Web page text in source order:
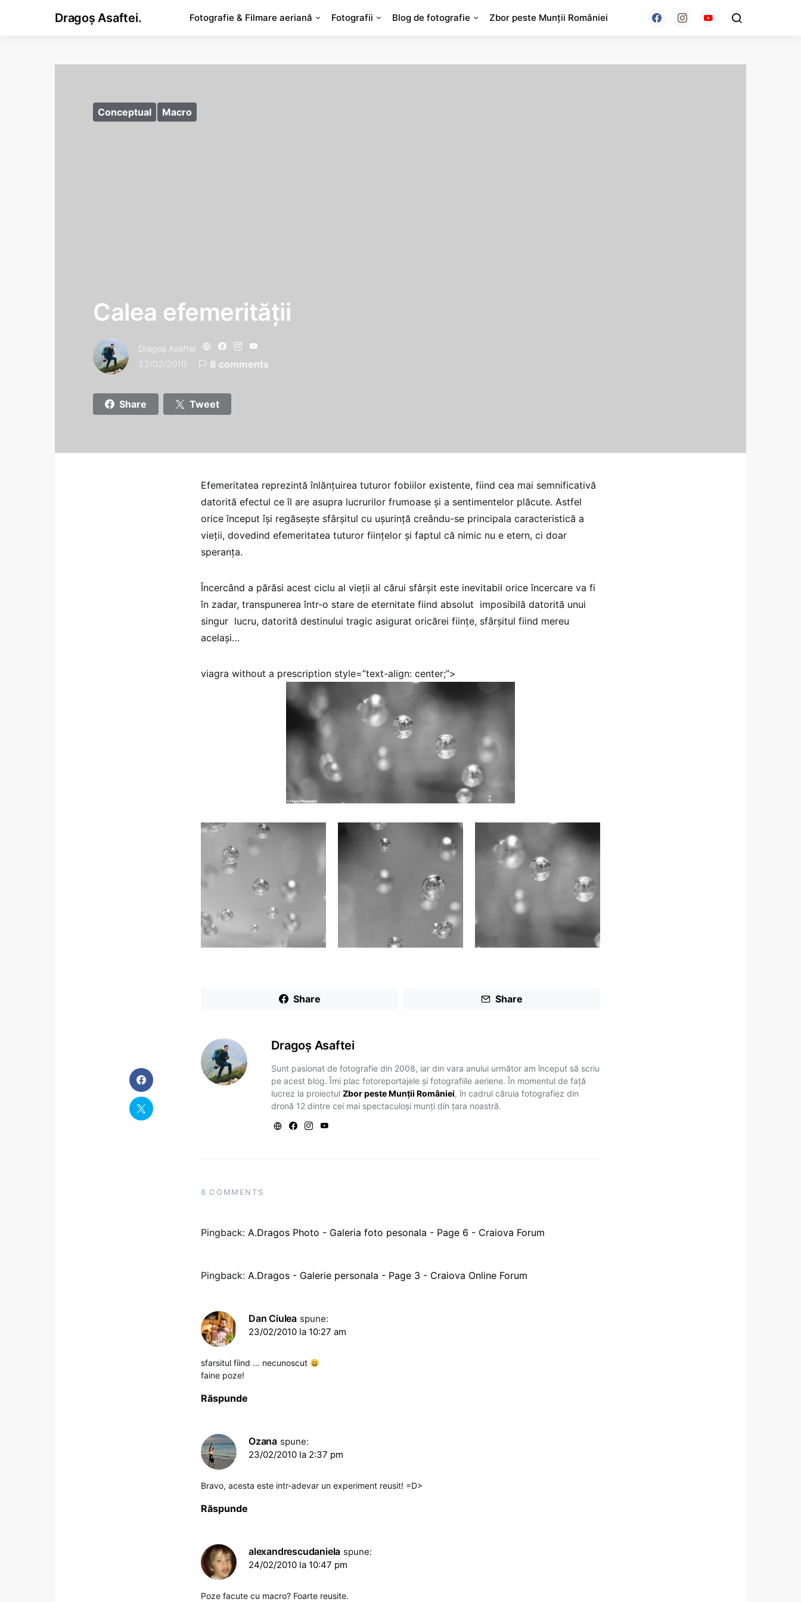
Dragoș Asaftei. Fotografie & Filmare aeriană Fotografii Blog de fotografie Zbor peste Munții României
Conceptual Macro
Calea efemerităţii
Dragoş Asaftei
23/02/2010 8 comments
Share Tweet
Efemeritatea reprezintă înlănţuirea tuturor fobiilor existente, fiind cea mai semnificativă
datorită efectul ce îl are asupra lucrurilor frumoase şi a sentimentelor plăcute. Astfel
orice început îşi regăseşte sfârşitul cu uşurinţă creându-se principala caracteristică a
vieţii, dovedind efemeritatea tuturor fiinţelor şi faptul că nimic nu e etern, ci doar
speranţa.
Încercând a părăsi acest ciclu al vieţii al cărui sfârşit este inevitabil orice încercare va fi
în zadar, transpunerea într-o stare de eternitate fiind absolut imposibilă datorită unui
singur lucru, datorită destinului tragic asigurat oricărei fiinţe, sfârşitul fiind mereu
acelaşi…
viagra without a prescription style=”text-align: center;”>
Share Share
Dragoş Asaftei
Sunt pasionat de fotografie din 2008, iar din vara anului următor am început să scriu
pe acest blog. Îmi plac fotoreportajele și fotografiile aeriene. În momentul de față
lucrez la proiectulZbor peste Munții României, în cadrul căruia fotografiez din
dronă 12 dintre cei mai spectaculoși munți din țara noastră.
8 COMMENTS
Pingback: A.Dragos Photo - Galeria foto pesonala - Page 6 - Craiova Forum
Pingback: A.Dragos - Galerie personala - Page 3 - Craiova Online Forum
Dan Ciulea spune:
23/02/2010 la 10:27 am
sfarsitul fiind … necunoscut
faine poze!
Răspunde
Ozana spune:
23/02/2010 la 2:37 pm
Bravo, acesta este intr-adevar un experiment reusit! =D>
Răspunde
alexandrescudaniela spune:
24/02/2010 la 10:47 pm
Poze facute cu macro? Foarte reusite.